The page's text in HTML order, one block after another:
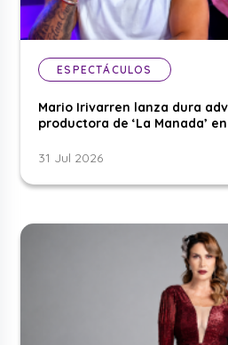
ESPECTÁCULOS
Mario Irivarren lanza dura
productora de ‘La Manada’
31 Jul 2026